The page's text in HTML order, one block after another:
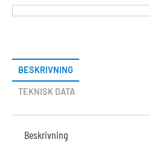
BESKRIVNING
TEKNISK DATA
Beskrivning